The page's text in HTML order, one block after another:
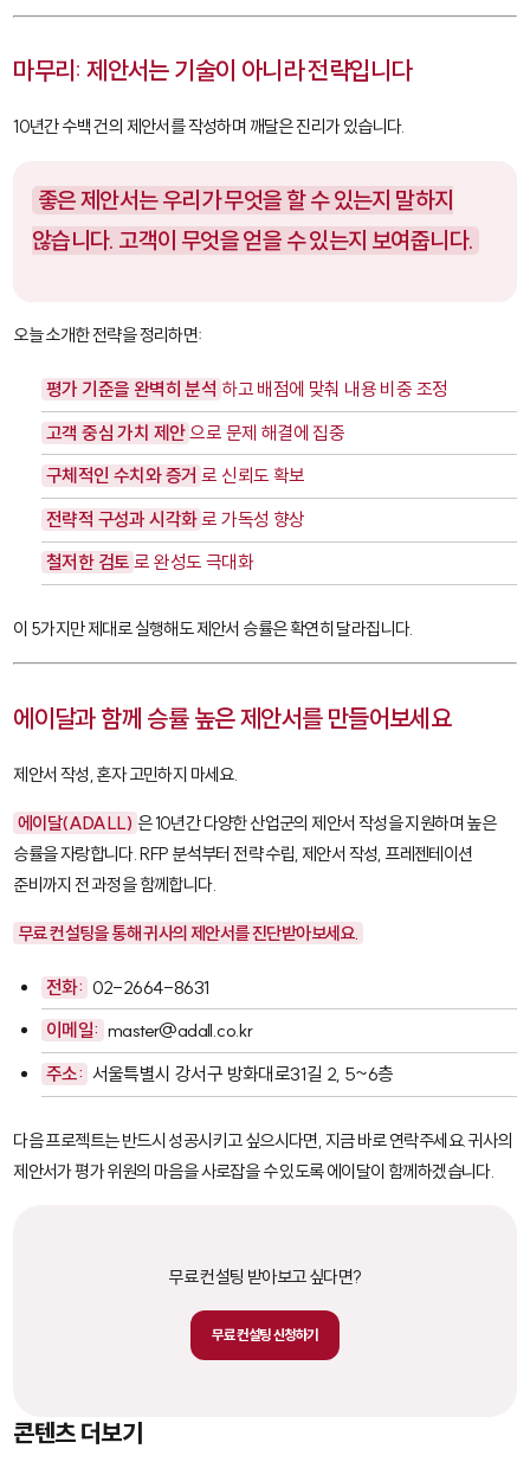
마무리: 제안서는 기술이 아니라 전략입니다
10년간 수백 건의 제안서를 작성하며 깨달은 진리가 있습니다.
좋은 제안서는 우리가 무엇을 할 수 있는지 말하지
않습니다. 고객이 무엇을 얻을 수 있는지 보여줍니다.
오늘 소개한 전략을 정리하면:
평가 기준을 완벽히 분석 하고 배점에 맞춰 내용 비중 조정
고객 중심 가치 제안 으로 문제 해결에 집중
구체적인 수치와 증거 로 신뢰도 확보
전략적 구성과 시각화 로 가독성 향상
철저한 검토 로 완성도 극대화
이 5가지만 제대로 실행해도 제안서 승률은 확연히 달라집니다.
에이달과 함께 승률 높은 제안서를 만들어보세요
제안서 작성, 혼자 고민하지 마세요.
에이달(ADALL) 은 10년간 다양한 산업군의 제안서 작성을 지원하며 높은
승률을 자랑합니다. RFP 분석부터 전략 수립, 제안서 작성, 프레젠테이션
준비까지 전 과정을 함께합니다.
무료 컨설팅을 통해 귀사의 제안서를 진단받아보세요.
전화: 02-2664-8631
이메일: master@adall.co.kr
주소: 서울특별시 강서구 방화대로31길 2, 5~6층
다음 프로젝트는 반드시 성공시키고 싶으시다면, 지금 바로 연락주세요. 귀사의
제안서가 평가 위원의 마음을 사로잡을 수 있도록 에이달이 함께하겠습니다.
무료 컨설팅 받아보고 싶다면?
무료 컨설팅 신청하기
콘텐츠 더보기